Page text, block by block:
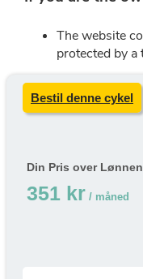
Bestil denne cykel
Din Pris over Lønnen
351 kr / måned